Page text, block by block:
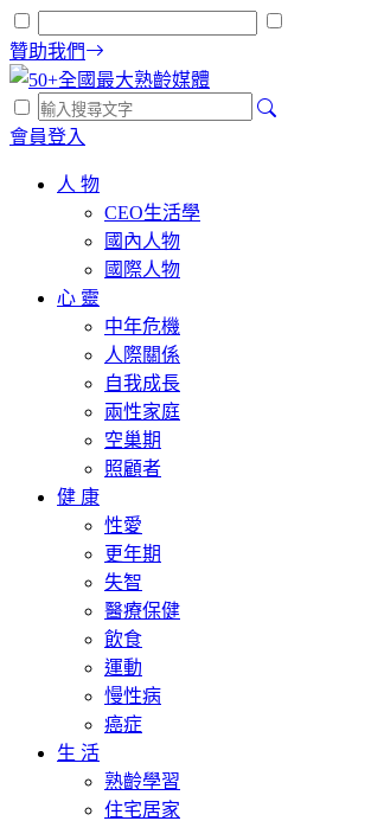
贊助我們
會員登入
人 物
CEO生活學
國內人物
國際人物
心 靈
中年危機
人際關係
自我成長
兩性家庭
空巢期
照顧者
健 康
性愛
更年期
失智
醫療保健
飲食
運動
慢性病
癌症
生 活
熟齡學習
住宅居家